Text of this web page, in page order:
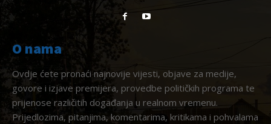
O nama
Ovdje ćete pronaći najnovije vijesti, objave za medije,
govore i izjave premijera, provedbe političkih programa te
prijenose različitih događanja u realnom vremenu.
Prijedlozima, pitanjima, komentarima, kritikama i pohvalama